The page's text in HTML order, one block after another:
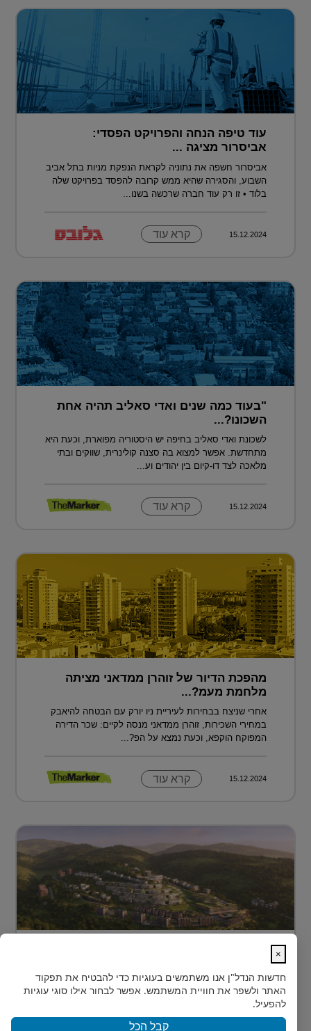
עוד טיפה הנחה והפרויקט הפסדי:
אביסרור מציגה ...
אביסרור חשפה את נתוניה לקראת הנפקת מניות בתל אביב
השבוע, והסגירה שהיא ממש קרובה להפסד בפרויקט שלה
בלוד • זו רק עוד חברה שרכשה בשנו...
15.12.2024 קרא עוד
"בעוד כמה שנים ואדי סאליב תהיה אחת
השכונו?...
לשכונת ואדי סאליב בחיפה יש היסטוריה מפוארת, וכעת היא
מתחדשת. אפשר למצוא בה סצנה קולינרית, שווקים ובתי
מלאכה לצד דו-קיום בין יהודים וע...
15.12.2024 קרא עוד
מהפכת הדיור של זוהרן ממדאני מציתה
מלחמת מעמ?...
אחרי שניצח בבחירות לעיריית ניו יורק עם הבטחה להיאבק
במחירי השכירות, זוהרן ממדאני מנסה לקיים: שכר הדירה
המפוקח הוקפא, וכעת נמצא על הפ?...
15.12.2024 קרא עוד
בלב טביליסי, בין השכונות המבוקשות Vake וSaburtalo, כ-2
ק"מ בלבד מהאוניברסיטה של העיר, מוקם TBILISI
ACRES - פ...
×
חדשות הנדל"ן אנו משתמשים בעוגיות כדי להבטיח את תפקוד
האתר ולשפר את חוויית המשתמש. אפשר לבחור אילו סוגי עוגיות
להפעיל.
קבל הכל